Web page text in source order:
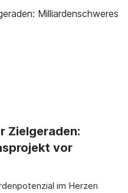
Zielgeraden:
vor
im Herzen